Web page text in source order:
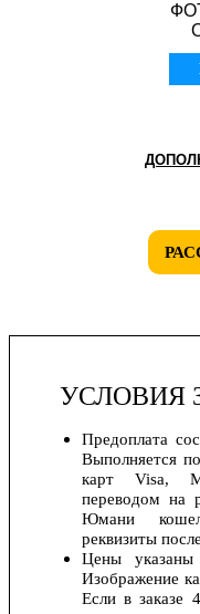
УСЛОВИЯ
Предоплата
Выполняется
карт Visa,
переводом на
Юмани
реквизиты
Цены указаны
Изображение
Если в заказе